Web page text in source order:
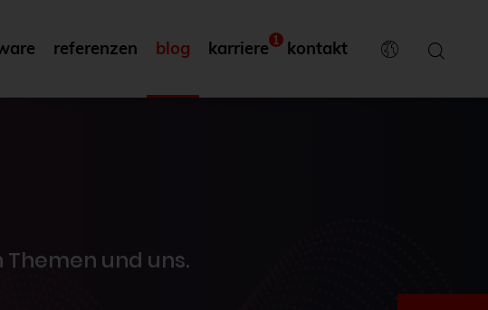
referenzen blog karriere 1 kontakt
und uns.